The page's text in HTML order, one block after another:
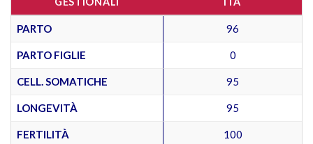
PARTO 96
PARTO FIGLIE 0
CELL. SOMATICHE 95
LONGEVITÀ 95
FERTILITÀ 100